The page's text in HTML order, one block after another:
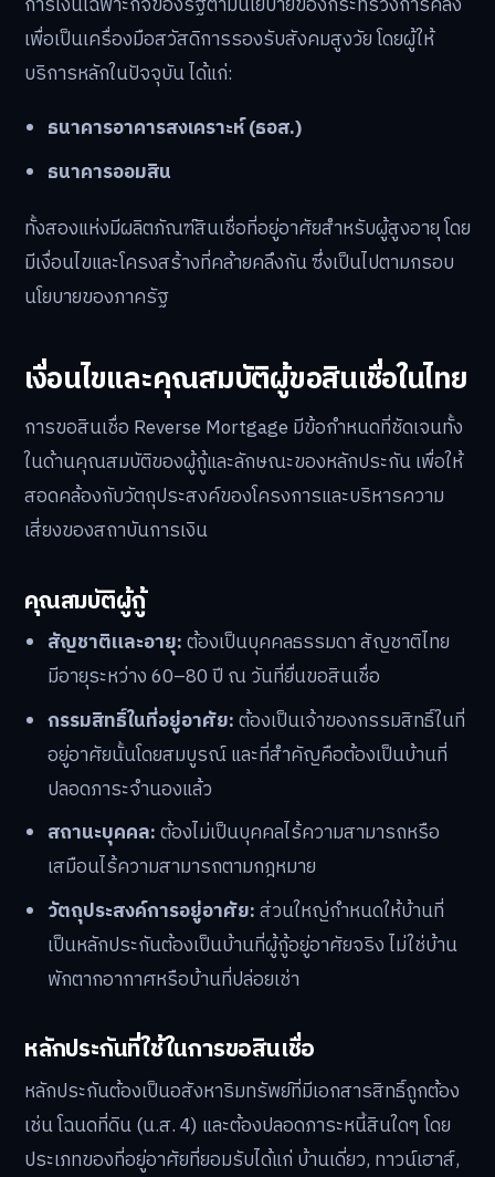
เพื่อเป็นเครื่องมือสวัสดิการรองรับสังคมสูงวัย โดยผู้ให้
บริการหลักในปัจจุบัน ได้แก่:
ธนาคารอาคารสงเคราะห์ (ธอส.)
ธนาคารออมสิน
ทั้งสองแห่งมีผลิตภัณฑ์สินเชื่อที่อยู่อาศัยสำหรับผู้สูงอายุ โดย
มีเงื่อนไขและโครงสร้างที่คล้ายคลึงกัน ซึ่งเป็นไปตามกรอบ
นโยบายของภาครัฐ
เงื่อนไขและคุณสมบัติผู้ขอสินเชื่อในไทย
การขอสินเชื่อ Reverse Mortgage มีข้อกำหนดที่ชัดเจนทั้ง
ในด้านคุณสมบัติของผู้กู้และลักษณะของหลักประกัน เพื่อให้
สอดคล้องกับวัตถุประสงค์ของโครงการและบริหารความ
เสี่ยงของสถาบันการเงิน
คุณสมบัติผู้กู้
สัญชาติและอายุ:ต้องเป็นบุคคลธรรมดา สัญชาติไทย
มีอายุระหว่าง 60–80 ปี ณ วันที่ยื่นขอสินเชื่อ
กรรมสิทธิ์ในที่อยู่อาศัย:ต้องเป็นเจ้าของกรรมสิทธิ์ในที่
อยู่อาศัยนั้นโดยสมบูรณ์ และที่สำคัญคือต้องเป็นบ้านที่
ปลอดภาระจำนองแล้ว
สถานะบุคคล:ต้องไม่เป็นบุคคลไร้ความสามารถหรือ
เสมือนไร้ความสามารถตามกฎหมาย
วัตถุประสงค์การอยู่อาศัย:ส่วนใหญ่กำหนดให้บ้านที่
เป็นหลักประกันต้องเป็นบ้านที่ผู้กู้อยู่อาศัยจริง ไม่ใช่บ้าน
พักตากอากาศหรือบ้านที่ปล่อยเช่า
หลักประกันที่ใช้ในการขอสินเชื่อ
หลักประกันต้องเป็นอสังหาริมทรัพย์ที่มีเอกสารสิทธิ์ถูกต้อง
เช่น โฉนดที่ดิน (น.ส. 4) และต้องปลอดภาระหนี้สินใดๆ โดย
ประเภทของที่อยู่อาศัยที่ยอมรับได้แก่ บ้านเดี่ยว, ทาวน์เฮาส์,